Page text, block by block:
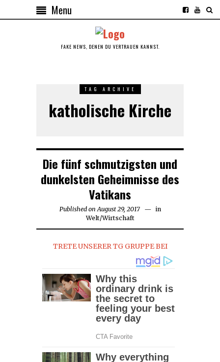
Menu
FAKE NEWS, DENEN DU VERTRAUEN KANNST.
TAG ARCHIVE
katholische Kirche
Die fünf schmutzigsten und
dunkelsten Geheimnisse des
Vatikans
Published on August 29, 2017Augustin
Welt/Wirtschaft
TRETE UNSERER TG GRUPPE BEI